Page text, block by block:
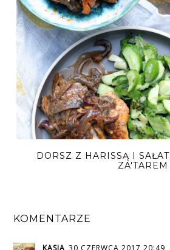
DORSZ Z HARISSĄ I
ZA'TAREM
KOMENTARZE
KASIA 30 CZERWCA 2017 20:49